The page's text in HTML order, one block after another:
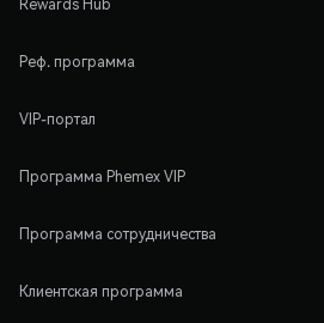
Rewards Hub
Реф. программа
VIP-портал
Программа Phemex VIP
Программа сотрудничества
Клиентская программа